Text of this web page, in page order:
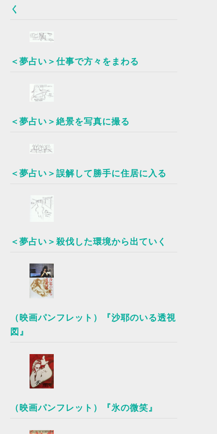
く
＜夢占い＞仕事で方々をまわる
＜夢占い＞絶景を写真に撮る
＜夢占い＞誤解して勝手に住居に入る
＜夢占い＞殺伐した環境から出ていく
（映画パンフレット）『沙耶のいる透視
図』
（映画パンフレット）『氷の微笑』